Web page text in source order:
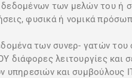
των μελών του ή
φυσικά ή νομικά
των συνερ- γατών του
λειτουργίες και
υπηρεσιών και συμβούλους